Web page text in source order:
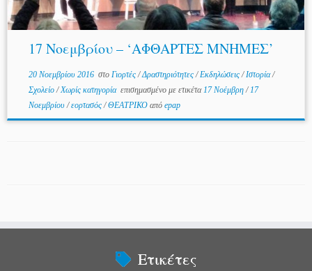
17 Νοεμβρίου – ‘ΑΦΘΑΡΤΕΣ ΜΝΗΜΕΣ’
20 Νοεμβρίου 2016στο Γιορτές/Δραστηριότητες/Εκδηλώσεις/Ιστορία/
Σχολείο/Χωρίς κατηγορία επισημασμένο με ετικέτα17 Νοέμβρη/17
Νοεμβρίου/εορτασός/ΘΕΑΤΡΙΚΟ από epap
Ετικέτες